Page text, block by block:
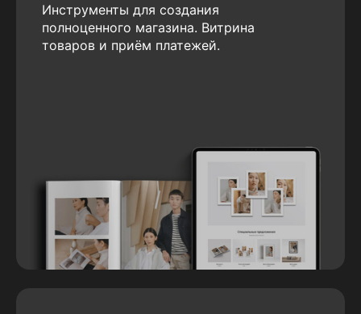
Инструменты для создания
полноценного магазина. Витрина
товаров и приём платежей.